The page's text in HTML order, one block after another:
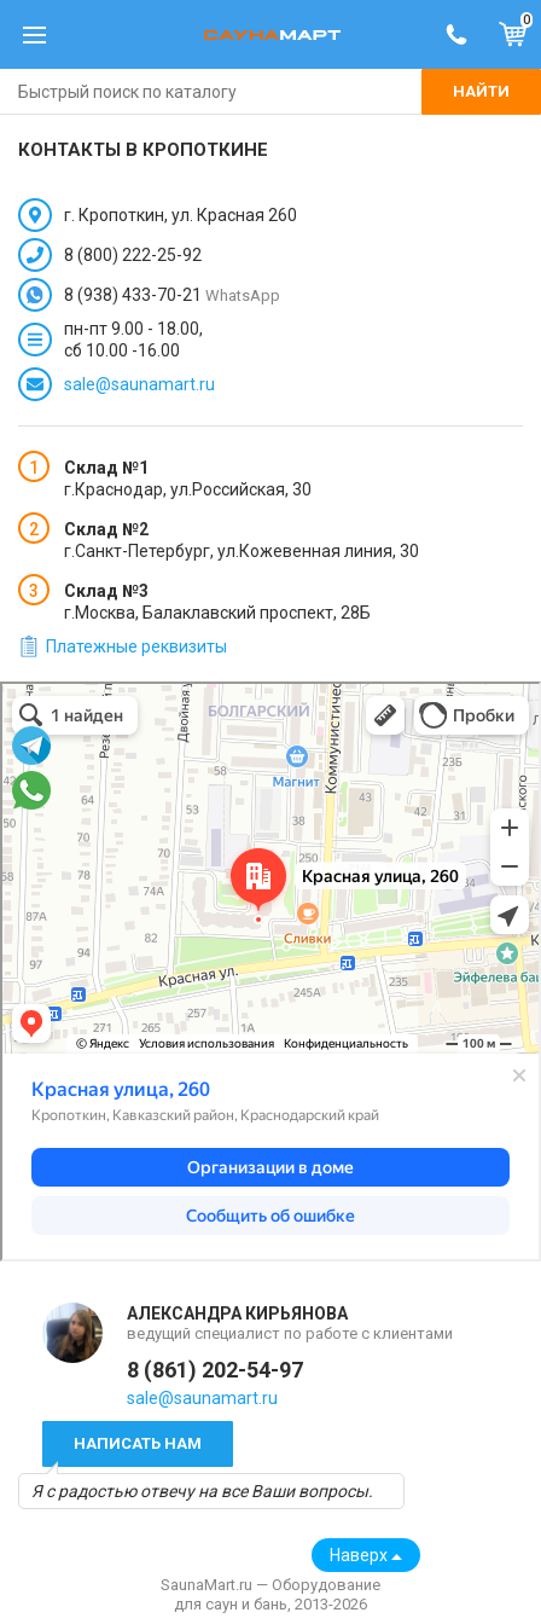
0
НАЙТИ
КОНТАКТЫ В КРОПОТКИНЕ
г. Кропоткин, ул. Красная 260
8 (800) 222-25-92
8 (938) 433-70-21 WhatsApp
пн-пт 9.00 - 18.00,
сб 10.00 -16.00
sale@saunamart.ru
Cклад №1
г.Краснодар, ул.Российская, 30
Cклад №2
г.Санкт-Петербург, ул.Кожевенная линия, 30
Cклад №3
г.Москва, Балаклавский проспект, 28Б
Платежные реквизиты
АЛЕКСАНДРА КИРЬЯНОВА
ведущий специалист по работе с клиентами
8 (861) 202-54-97
sale@saunamart.ru
НАПИСАТЬ НАМ
Я с радостью отвечу на все Ваши вопросы.
SaunaMart.ru — Оборудование
для саун и бань, 2013-2026
Наверх